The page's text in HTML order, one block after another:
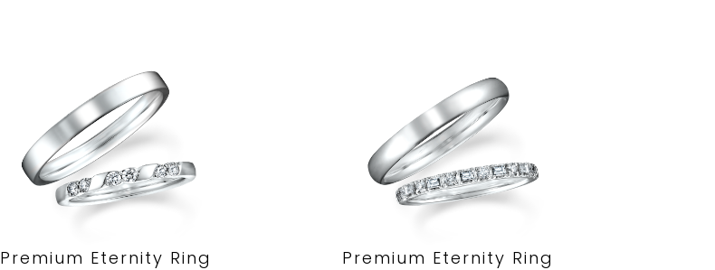
Premium Eternity Ring Premium Eternity Ring